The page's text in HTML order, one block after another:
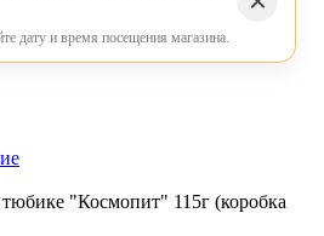
дату и время посещения магазина.
"Космопит" 115г (коробка